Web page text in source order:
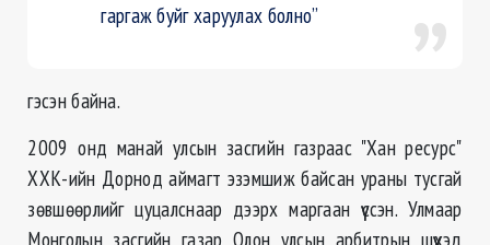
гаргаж буйг харуулах болно”
гэсэн байна.
2009 онд манай улсын засгийн газраас "Хан ресурс"
ХХК-ийн Дорнод аймагт эзэмшиж байсан ураны тусгай
зөвшөөрлийг цуцалснаар дээрх маргаан үүссэн. Улмаар
Монголын засгийн газар Олон улсын арбитрын шүүхэд